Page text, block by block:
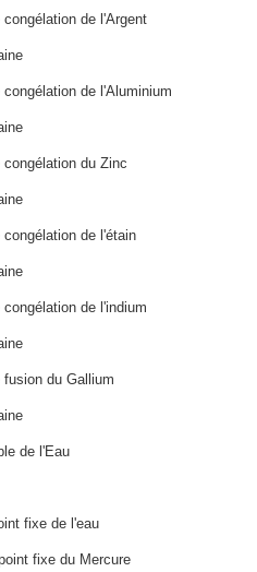
de l'Argent
de l'Aluminium
du Zinc
de l'étain
de l'indium
du Gallium
de l'Eau
fixe de l'eau
fixe du Mercure